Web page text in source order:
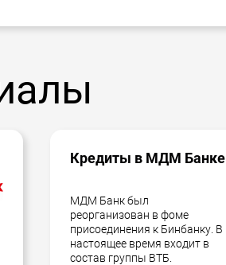
Кредиты в МДМ Банке
МДМ Банк был
реорганизован в фоме
присоединения к Бинбанку. В
настоящее время входит в
состав группы ВТБ.